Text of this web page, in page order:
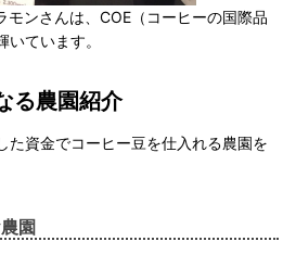
ンさんは、COE（コーヒーの国際品
ています。
る農園紹介
た資金でコーヒー豆を仕入れる農園を
園